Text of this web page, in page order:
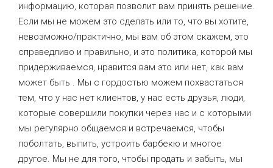
информацию, которая позволит вам принять решение.
Если мы не можем это сделать или то, что вы хотите,
невозможно/практично, мы вам об этом скажем, это
справедливо и правильно, и это политика, которой мы
придерживаемся, нравится вам это или нет, как вам
может быть . Мы с гордостью можем похвастаться
тем, что у нас нет клиентов, у нас есть друзья, люди,
которые совершили покупки через нас и с которыми
мы регулярно общаемся и встречаемся, чтобы
поболтать, выпить, устроить барбекю и многое
другое. Мы не для того, чтобы продать и забыть, мы